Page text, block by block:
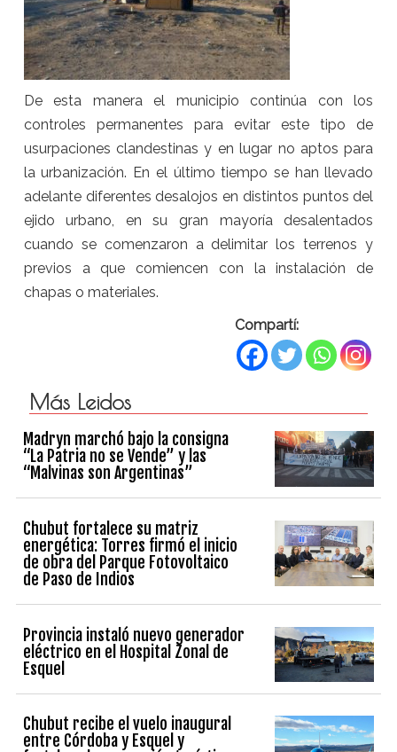
De esta manera el municipio continúa con los
controles permanentes para evitar este tipo de
usurpaciones clandestinas y en lugar no aptos para
la urbanización. En el último tiempo se han llevado
adelante diferentes desalojos en distintos puntos del
ejido urbano, en su gran mayoría desalentados
cuando se comenzaron a delimitar los terrenos y
previos a que comiencen con la instalación de
chapas o materiales.
Compartí:
Más Leidos
Madryn marchó bajo la consigna
“La Patria no se Vende” y las
“Malvinas son Argentinas”
Chubut fortalece su matriz
energética: Torres firmó el inicio
de obra del Parque Fotovoltaico
de Paso de Indios
Provincia instaló nuevo generador
eléctrico en el Hospital Zonal de
Esquel
Chubut recibe el vuelo inaugural
entre Córdoba y Esquel y